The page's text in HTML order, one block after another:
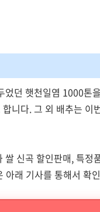
던 햇천일염 1000톤
니다. 그 외 배추는 이
신곡 할인판매, 특정
아래 기사를 통해서 확